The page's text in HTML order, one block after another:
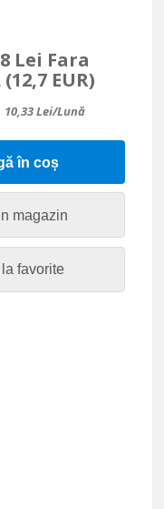
Lei Fara
(12,7 EUR)
10,33Lei/lună
în coș
magazin
favorite